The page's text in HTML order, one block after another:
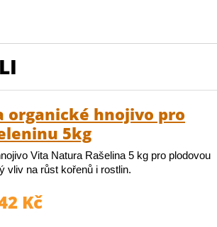
organické hnojivo pro
5kg
Vita Natura Rašelina 5 kg pro plodovou
vliv na růst kořenů i rostlin.
Kč